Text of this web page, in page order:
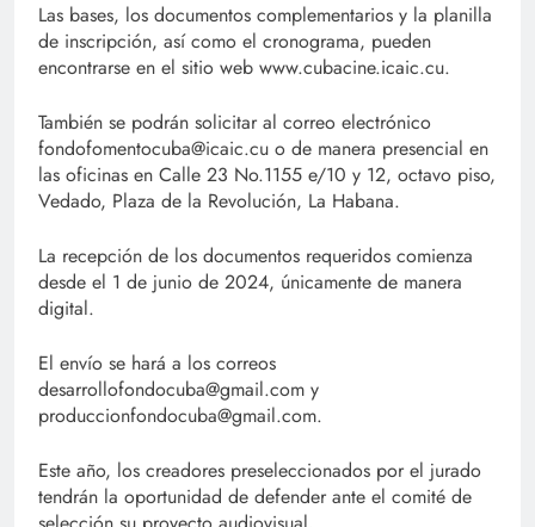
Las bases, los documentos complementarios y la planilla
de inscripción, así como el cronograma, pueden
encontrarse en el sitio web www.cubacine.icaic.cu.
También se podrán solicitar al correo electrónico
fondofomentocuba@icaic.cu o de manera presencial en
las oficinas en Calle 23 No.1155 e/10 y 12, octavo piso,
Vedado, Plaza de la Revolución, La Habana.
La recepción de los documentos requeridos comienza
desde el 1 de junio de 2024, únicamente de manera
digital.
El envío se hará a los correos
desarrollofondocuba@gmail.com y
produccionfondocuba@gmail.com.
Este año, los creadores preseleccionados por el jurado
tendrán la oportunidad de defender ante el comité de